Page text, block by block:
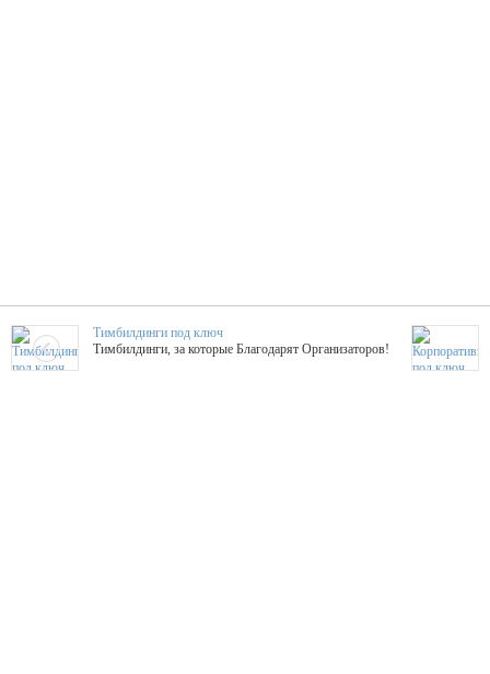
Тимбилдинги под ключ
Тимбилдинги, за которые Благодарят Организаторов!